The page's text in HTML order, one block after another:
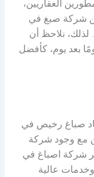
العقاريين،
عن شركة صبغ في
نلاحظ أن
بعد يوم، كأفضل
صباغ رخيص في
مع وجود شركة
شركة اصباغ في
عالية